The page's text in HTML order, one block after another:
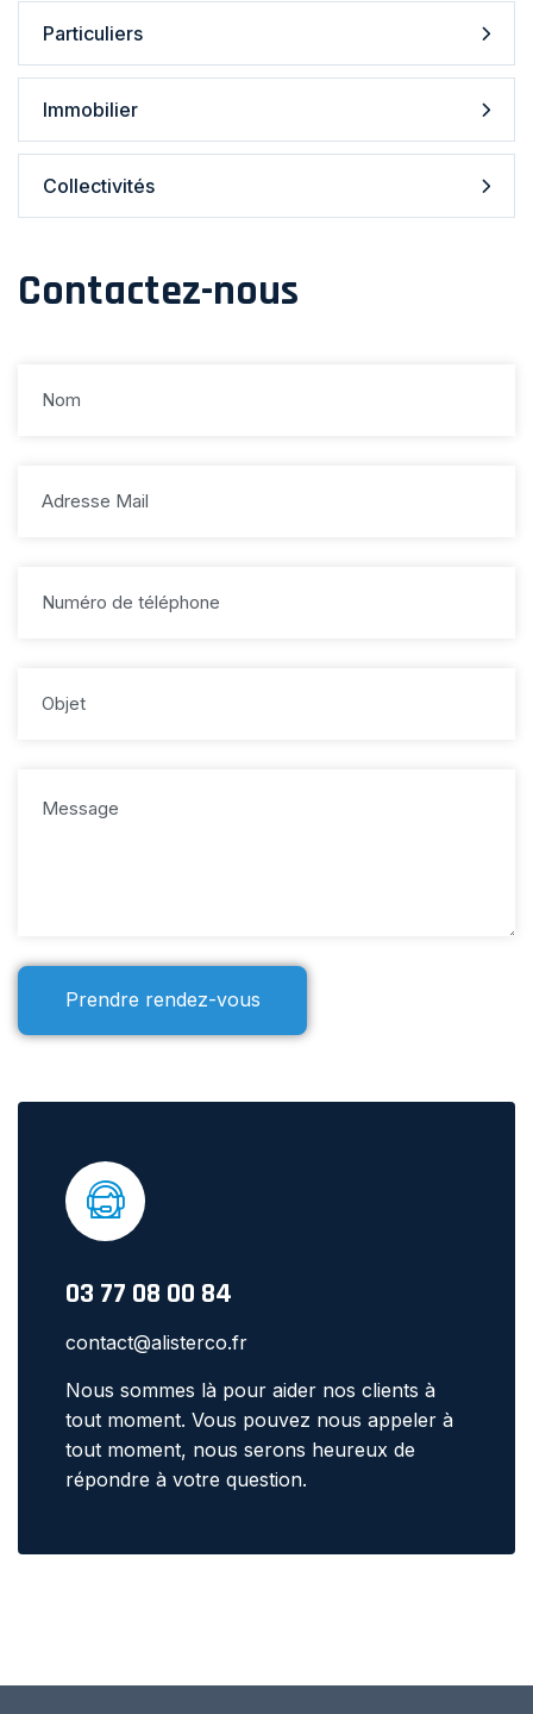
Particuliers
Immobilier
Collectivités
Contactez-nous
Prendre rendez-vous
03 77 08 00 84
contact@alisterco.fr
Nous sommes là pour aider nos clients à
tout moment. Vous pouvez nous appeler à
tout moment, nous serons heureux de
répondre à votre question.